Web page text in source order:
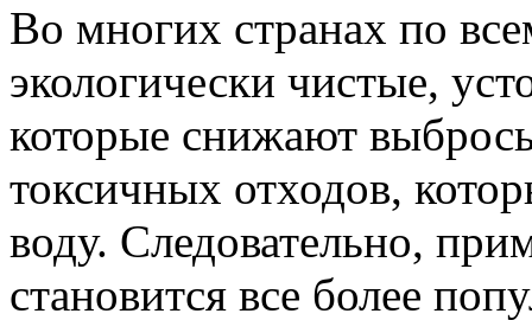
Во многих странах по
экологически чистые,
которые снижают
токсичных отходов,
воду. Следовательно,
становится все более